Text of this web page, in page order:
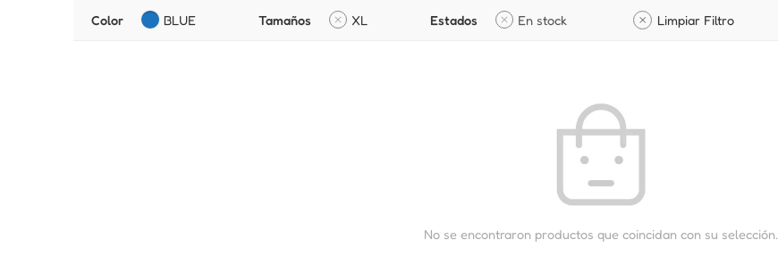
Color BLUE Tamaños XL Estados En stock Limpiar Filtro
No se encontraron productos que coincidan con su selección.